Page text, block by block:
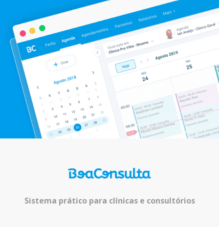
Sistema prático para clínicas e consultórios